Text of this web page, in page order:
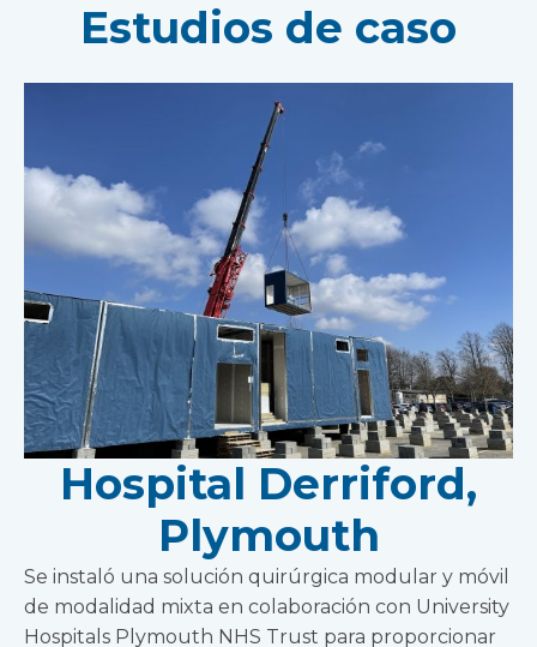
Estudios de caso
Hospital Derriford,
Plymouth
Se instaló una solución quirúrgica modular y móvil
de modalidad mixta en colaboración con University
Hospitals Plymouth NHS Trust para proporcionar